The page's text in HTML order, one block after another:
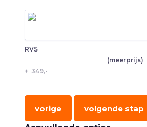
RVS
(meerprijs)
+ 349,-
vorige
volgende stap